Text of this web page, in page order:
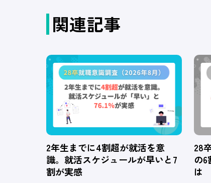
関連記事
2年生までに4割超が就活を意
識。就活スケジュールが早いと7
割が実感
28
の6
は